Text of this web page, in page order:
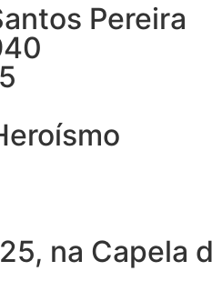
Pereira
na Capela